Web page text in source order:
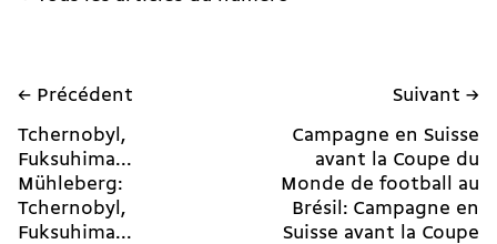
← Précédent
Tchernobyl,
Fuksuhima...
Mühleberg:
Tchernobyl,
Fuksuhima...
Suivant →
Campagne en Suisse
avant la Coupe du
Monde de football au
Brésil: Campagne en
Suisse avant la Coupe